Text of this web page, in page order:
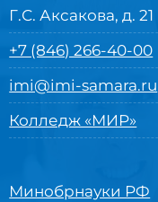
Г.С. Аксакова, д. 21
+7 (846) 266-40-00
imi@imi-samara.ru
Колледж «МИР»
Минобрнауки РФ